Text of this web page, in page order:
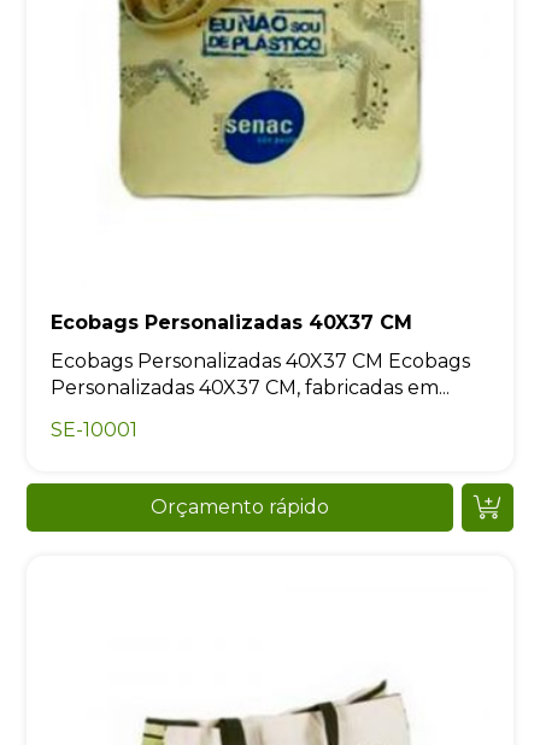
Ecobags Personalizadas 40X37 CM
Ecobags Personalizadas 40X37 CM Ecobags
Personalizadas 40X37 CM, fabricadas em...
SE-10001
Orçamento rápido